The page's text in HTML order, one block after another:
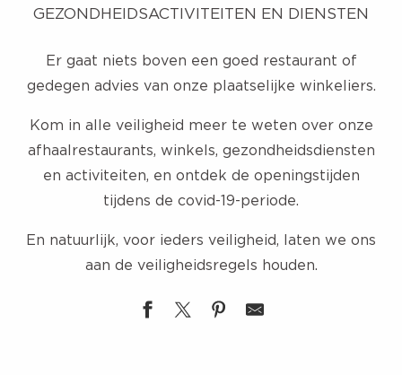
GEZONDHEIDSACTIVITEITEN EN DIENSTEN
Er gaat niets boven een goed restaurant of
gedegen advies van onze plaatselijke winkeliers.
Kom in alle veiligheid meer te weten over onze
afhaalrestaurants, winkels, gezondheidsdiensten
en activiteiten, en ontdek de openingstijden
tijdens de covid-19-periode.
En natuurlijk, voor ieders veiligheid, laten we ons
aan de veiligheidsregels houden.